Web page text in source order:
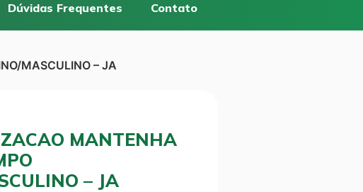
Dúvidas Frequentes Contato
MASCULINO – JA
MANTENHA
– JA